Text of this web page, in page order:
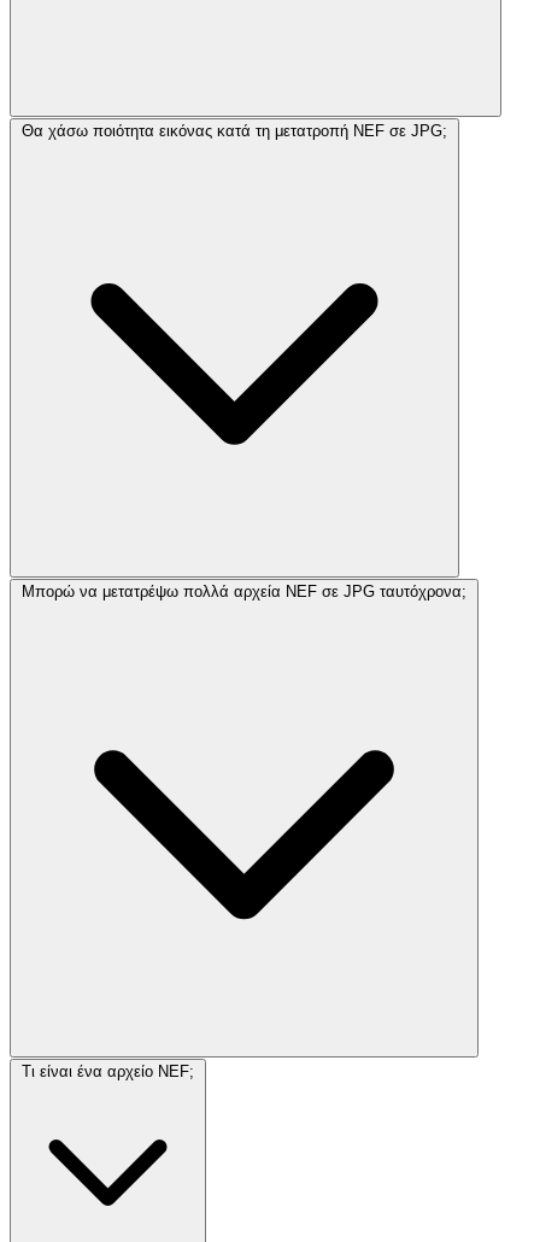
Θα χάσω ποιότητα εικόνας κατά τη μετατροπή NEF σε JPG;
Μπορώ να μετατρέψω πολλά αρχεία NEF σε JPG ταυτόχρονα;
Τι είναι ένα αρχείο NEF;